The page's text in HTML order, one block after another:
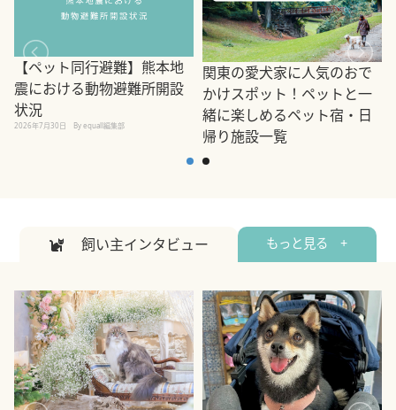
【ペット同行避難】熊本地
震における動物避難所開設
状況
2026年7月30日 By equall編集部
関東の愛犬家に人気のおで
かけスポット！ペットと一
緒に楽しめるペット宿・日
帰り施設一覧
飼い主インタビュー もっと見る +